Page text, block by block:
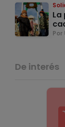
La
Por
De interés